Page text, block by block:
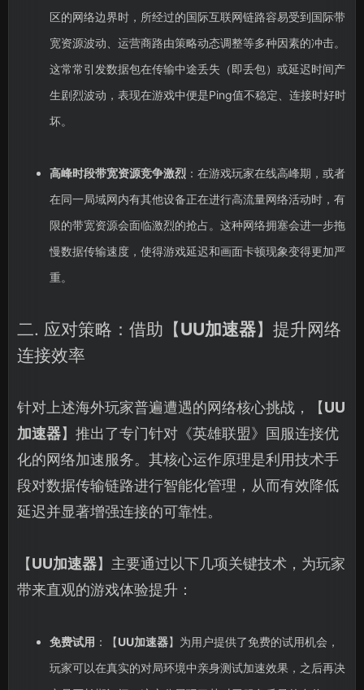
区的网络边界时，所经过的国际互联网链路容易受到国际带
宽资源波动、运营商路由策略动态调整等多种因素的冲击。
这常常引发数据包在传输中途丢失（即丢包）或延迟时间产
生剧烈波动，表现在游戏中便是Ping值不稳定、连接时好时
坏。
高峰时段带宽资源竞争激烈：在游戏玩家在线高峰期，或者
在同一局域网内有其他设备正在进行高流量网络活动时，有
限的带宽资源会面临激烈的抢占。这种网络拥塞会进一步拖
慢数据传输速度，使得游戏延迟和画面卡顿现象变得更加严
重。
二. 应对策略：借助【UU加速器】提升网络
连接效率
针对上述海外玩家普遍遭遇的网络核心挑战，【UU
加速器】推出了专门针对《英雄联盟》国服连接优
化的网络加速服务。其核心运作原理是利用技术手
段对数据传输链路进行智能化管理，从而有效降低
延迟并显著增强连接的可靠性。
【UU加速器】主要通过以下几项关键技术，为玩家
带来直观的游戏体验提升：
免费试用 ：【UU加速器】为用户提供了免费的试用机会，
玩家可以在真实的对局环境中亲身测试加速效果，之后再决